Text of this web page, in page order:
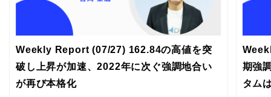
Weekly Report (07/27) 162.84の高値を突
破し上昇が加速、2022年に次ぐ強調地合い
が再び本格化
期強
タム